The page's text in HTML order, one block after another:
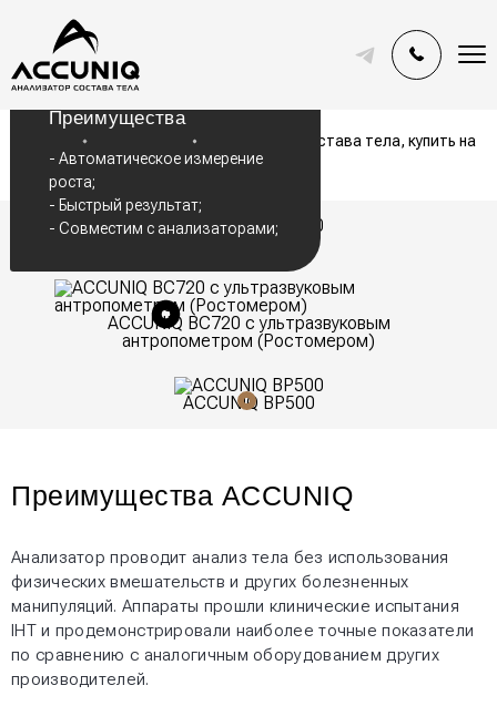
Анализатор состава тела, купить на
территории РФ и СНГ
ACCUNIQ BC720
Преимущества
- Автоматическое измерение
роста;
- Быстрый результат;
- Совместим с анализаторами;
ACCUNIQ BC720 с ультразвуковым
антропометром (Ростомером)
ACCUNIQ BP500
Преимущества ACCUNIQ
Анализатор проводит анализ тела без использования
физических вмешательств и других болезненных
манипуляций. Аппараты прошли клинические испытания
IHT и продемонстрировали наиболее точные показатели
по сравнению с аналогичным оборудованием других
производителей.